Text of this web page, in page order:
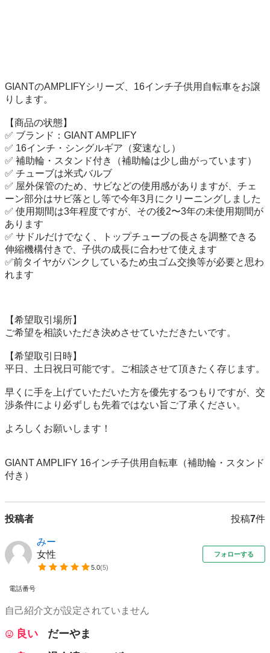
GIANTのAMPLIFYシリーズ、16インチ子供用自転車をお譲
りします。
【商品の状態】
✅ ブランド：GIANT AMPLIFY
✅ 16インチ・シングルギア（変速なし）
✅ 補助輪・スタンド付き（補助輪は少し曲がっています）
✅ チューブは米式バルブ
✅ 屋外保管のため、サビなどの使用感がありますが、チェ
ーン部分はサビ落とし等で今年3月にクリーニングしました
✅ 使用期間は3年程度ですが、その後2〜3年の未使用期間が
あります
✅ サドルだけでなく、トップチューブの長さを調整できる
伸縮機構付きで、子供の成長に合わせて使えます
✅️前タイヤがパンクしているため虫ゴム交換等が必要と思わ
れます
【希望取引場所】
ご希望を相談いただき決めさせていただきたいです。
【希望取引日時】
平日、土日祝日可能です。ご相談させて頂きたく存じます。
早くに手を上げていただいた方を優先するつもりですが、交
渉条件により必ずしも先着ではない旨ご了承ください。
よろしくお願いします！
GIANT AMPLIFY 16インチ子供用自転車（補助輪・スタンド
付き）
投稿者 投稿7件
みー
女性
5.0(5)
フォローする
電話番号
自己紹介文が設定されていません
良い
だーやま